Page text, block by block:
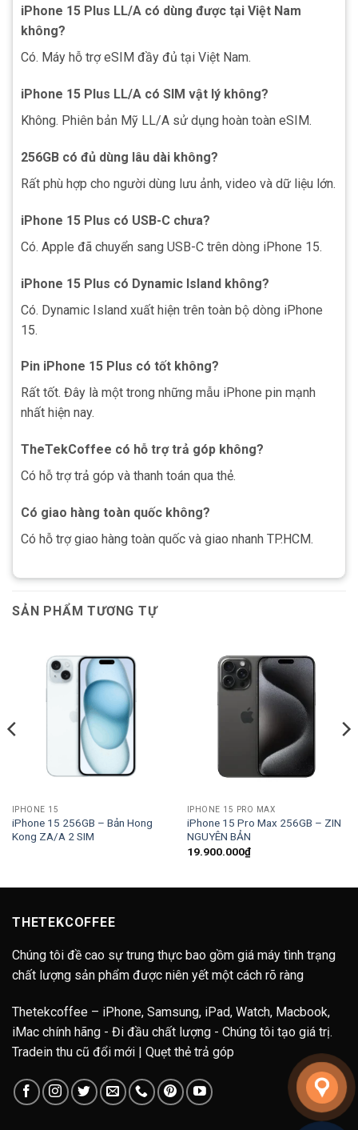
iPhone 15 Plus LL/A có dùng được tại Việt Nam
không?
Có. Máy hỗ trợ eSIM đầy đủ tại Việt Nam.
iPhone 15 Plus LL/A có SIM vật lý không?
Không. Phiên bản Mỹ LL/A sử dụng hoàn toàn eSIM.
256GB có đủ dùng lâu dài không?
Rất phù hợp cho người dùng lưu ảnh, video và dữ liệu lớn.
iPhone 15 Plus có USB-C chưa?
Có. Apple đã chuyển sang USB-C trên dòng iPhone 15.
iPhone 15 Plus có Dynamic Island không?
Có. Dynamic Island xuất hiện trên toàn bộ dòng iPhone
15.
Pin iPhone 15 Plus có tốt không?
Rất tốt. Đây là một trong những mẫu iPhone pin mạnh
nhất hiện nay.
TheTekCoffee có hỗ trợ trả góp không?
Có hỗ trợ trả góp và thanh toán qua thẻ.
Có giao hàng toàn quốc không?
Có hỗ trợ giao hàng toàn quốc và giao nhanh TP.HCM.
SẢN PHẨM TƯƠNG TỰ
IPHONE 15
iPhone 15 256GB – Bản Hong
Kong ZA/A 2 SIM
IPHONE 15 PRO MAX
iPhone 15 Pro Max 256GB – ZIN
NGUYÊN BẢN
19.900.000₫
THETEKCOFFEE
Chúng tôi đề cao sự trung thực bao gồm giá máy tình trạng
chất lượng sản phẩm được niên yết một cách rõ ràng
Thetekcoffee – iPhone, Samsung, iPad, Watch, Macbook,
iMac chính hãng - Đi đầu chất lượng - Chúng tôi tạo giá trị.
Tradein thu cũ đổi mới | Quẹt thẻ trả góp